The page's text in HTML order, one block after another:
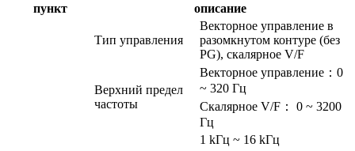
пункт описание
Тип управления
Векторное управление в
разомкнутом контуре (без
PG), скалярное V/F
Верхний предел
частоты
Векторное управление：0
~ 320 Гц
Скалярное V/F： 0 ~ 3200
Гц
1 kГц ~ 16 kГц